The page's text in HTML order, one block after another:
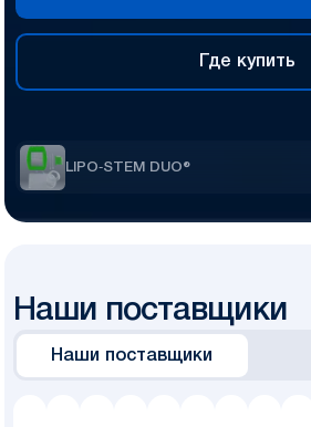
Где купить
LIPO‑STEM DUO®
Наши поставщики
Наши поставщики